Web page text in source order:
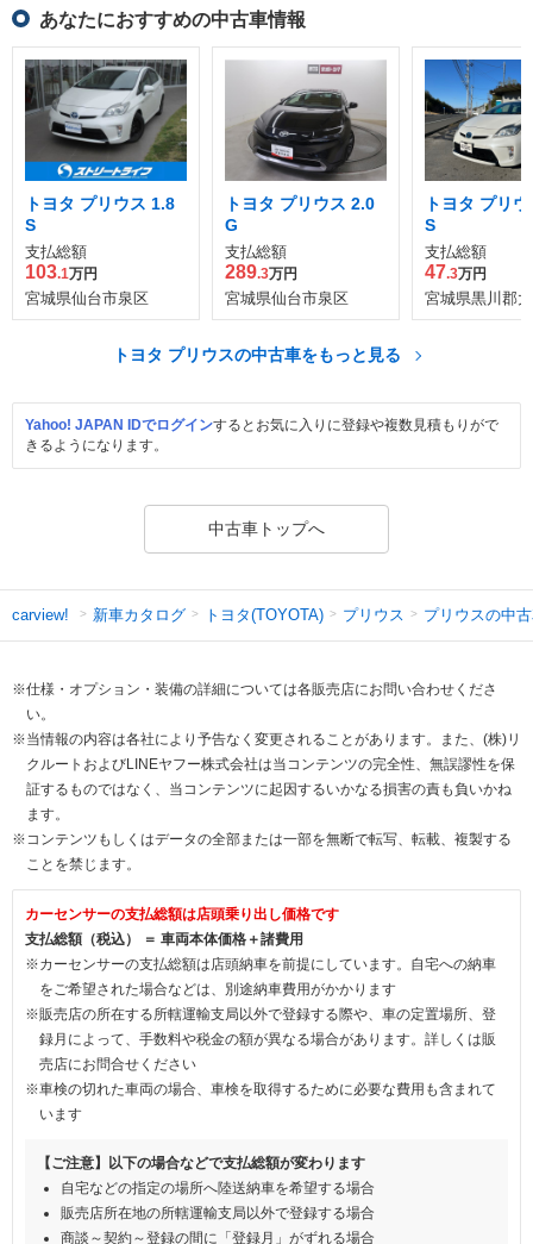
あなたにおすすめの中古車情報
トヨタ プリウス 1.8
S
支払総額
103.1万円
宮城県仙台市泉区
トヨタ プリウス 2.0
G
支払総額
289.3万円
宮城県仙台市泉区
トヨタ プリ
S
支払総額
47.3万円
宮城県黒川郡
トヨタ プリウスの中古車をもっと見る
Yahoo! JAPAN IDでログインするとお気に入りに登録や複数見積もりがで
きるようになります。
中古車トップへ
carview! 新車カタログ トヨタ(TOYOTA) プリウス プリウスの中
※仕様・オプション・装備の詳細については各販売店にお問い合わせくださ
い。
※当情報の内容は各社により予告なく変更されることがあります。また、(株)リ
クルートおよびLINEヤフー株式会社は当コンテンツの完全性、無誤謬性を保
証するものではなく、当コンテンツに起因するいかなる損害の責も負いかね
ます。
※コンテンツもしくはデータの全部または一部を無断で転写、転載、複製する
ことを禁じます。
カーセンサーの支払総額は店頭乗り出し価格です
支払総額（税込） ＝ 車両本体価格＋諸費用
※カーセンサーの支払総額は店頭納車を前提にしています。自宅への納車
をご希望された場合などは、別途納車費用がかかります
※販売店の所在する所轄運輸支局以外で登録する際や、車の定置場所、登
録月によって、手数料や税金の額が異なる場合があります。詳しくは販
売店にお問合せください
※車検の切れた車両の場合、車検を取得するために必要な費用も含まれて
います
【ご注意】以下の場合などで支払総額が変わります
自宅などの指定の場所へ陸送納車を希望する場合
販売店所在地の所轄運輸支局以外で登録する場合
商談～契約～登録の間に「登録月」がずれる場合